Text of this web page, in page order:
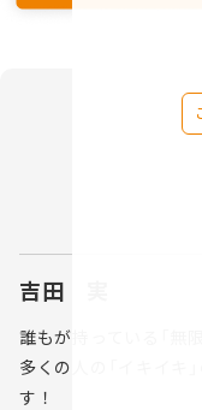
吉田 実
誰もが持っている「無
多くの人の「イキイキ
す！